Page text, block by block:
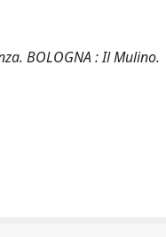
BOLOGNA : Il Mulino.